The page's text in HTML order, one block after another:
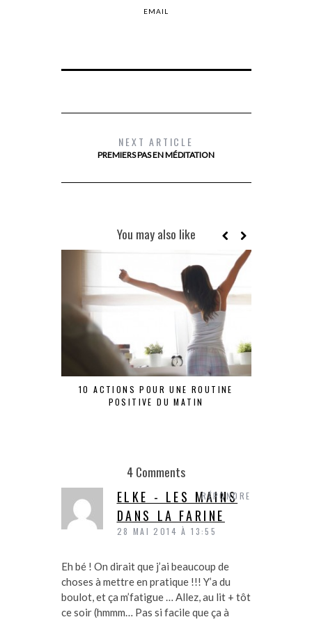
EMAIL
NEXT ARTICLE
PREMIERS PAS EN MÉDITATION
You may also like
10 ACTIONS POUR UNE ROUTINE
POSITIVE DU MATIN
4 Comments
ELKE - LES MAINS
DANS LA FARINE
28 MAI 2014 À 13:55
Eh bé ! On dirait que j’ai beaucoup de
choses à mettre en pratique !!! Y’a du
boulot, et ça m’fatigue … Allez, au lit + tôt
ce soir (hmmm… Pas si facile que ça à
RÉPONDRE